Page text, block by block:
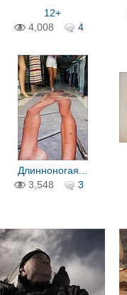
12+
4,008
4
Длинноногая...
3,548
3